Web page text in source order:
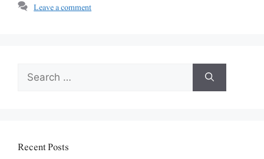
Leave a comment
Search
for:
Recent Posts